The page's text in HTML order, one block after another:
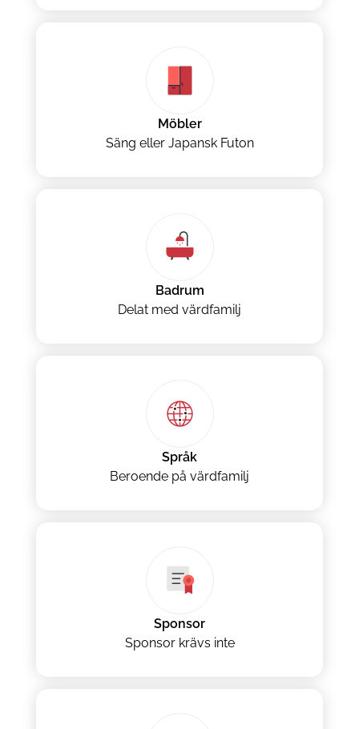
Möbler
Säng eller Japansk Futon
Badrum
Delat med värdfamilj
Språk
Beroende på värdfamilj
Sponsor
Sponsor krävs inte